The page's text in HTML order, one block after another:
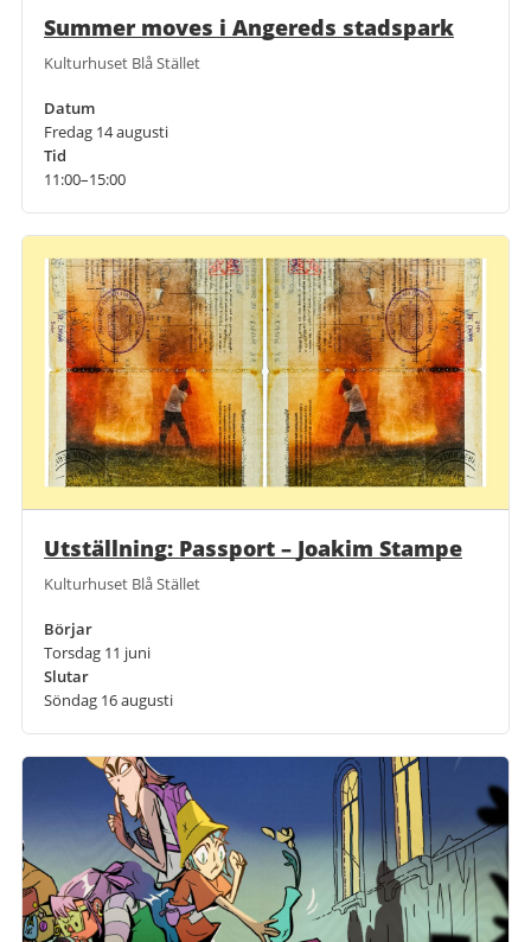
Summer moves i Angereds stadspark
Kulturhuset Blå Stället
Datum
Fredag 14 augusti
Tid
11:00–15:00
Utställning: Passport – Joakim Stampe
Kulturhuset Blå Stället
Börjar
Torsdag 11 juni
Slutar
Söndag 16 augusti